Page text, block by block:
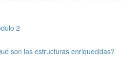
2
son las estructuras enriquecidas?